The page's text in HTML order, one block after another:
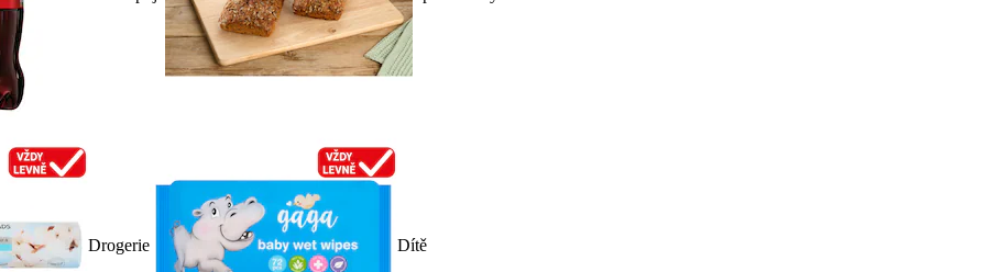
Drogerie Dítě